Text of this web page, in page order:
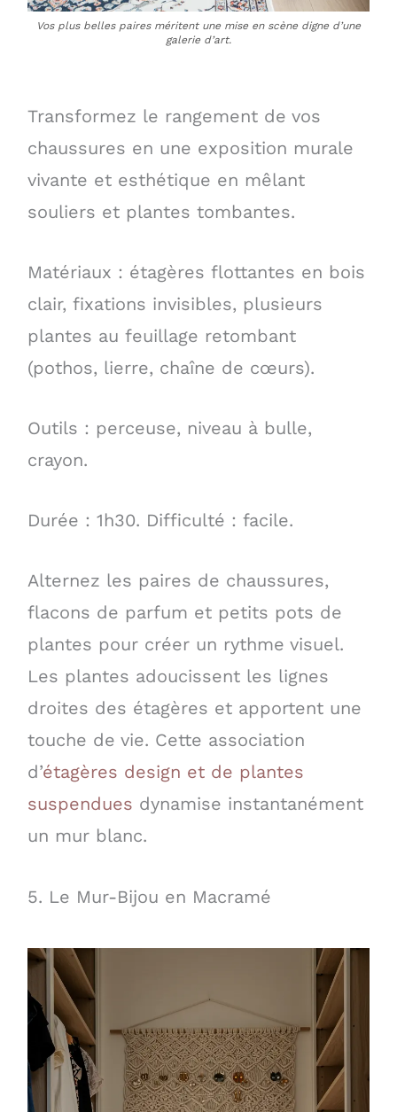
Vos plus belles paires méritent une mise en scène digne d’une
galerie d’art.
Transformez le rangement de vos
chaussures en une exposition murale
vivante et esthétique en mêlant
souliers et plantes tombantes.
Matériaux : étagères flottantes en bois
clair, fixations invisibles, plusieurs
plantes au feuillage retombant
(pothos, lierre, chaîne de cœurs).
Outils : perceuse, niveau à bulle,
crayon.
Durée : 1h30. Difficulté : facile.
Alternez les paires de chaussures,
flacons de parfum et petits pots de
plantes pour créer un rythme visuel.
Les plantes adoucissent les lignes
droites des étagères et apportent une
touche de vie. Cette association
d’étagères design et de plantes
suspendues dynamise instantanément
un mur blanc.
5. Le Mur-Bijou en Macramé